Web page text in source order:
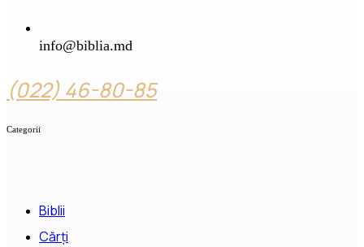
info@biblia.md
(022) 46-80-85
Categorii
Biblii
Cărți